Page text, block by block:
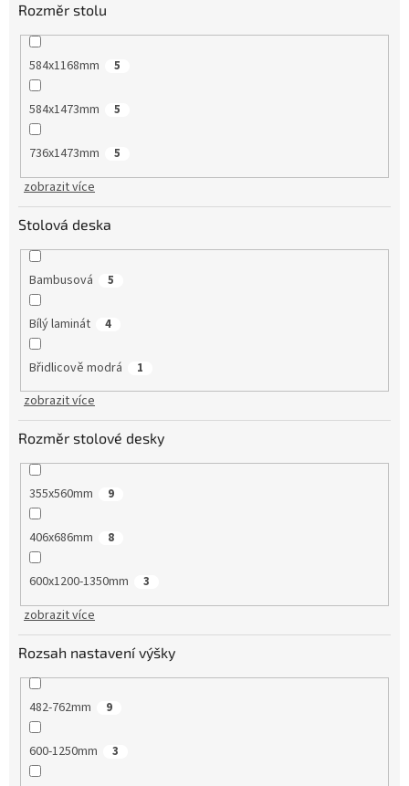
Rozměr stolu
584x1168mm 5
584x1473mm 5
736x1473mm 5
zobrazit více
Stolová deska
Bambusová 5
Bílý laminát 4
Břidlicově modrá 1
zobrazit více
Rozměr stolové desky
355x560mm 9
406x686mm 8
600x1200-1350mm 3
zobrazit více
Rozsah nastavení výšky
482-762mm 9
600-1250mm 3